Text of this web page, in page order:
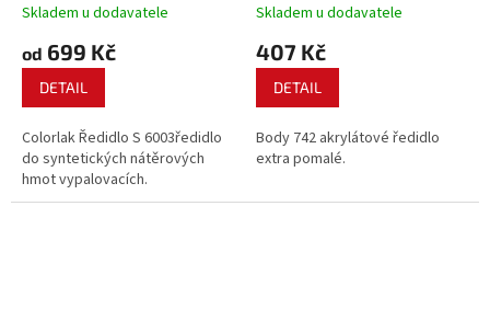
Skladem u dodavatele
od 699 Kč
DETAIL
Colorlak Ředidlo S 6003ředidlo
do syntetických nátěrových
hmot vypalovacích.
Skladem u dodavatele
407 Kč
DETAIL
Body 742 akrylátové ředidlo
extra pomalé.